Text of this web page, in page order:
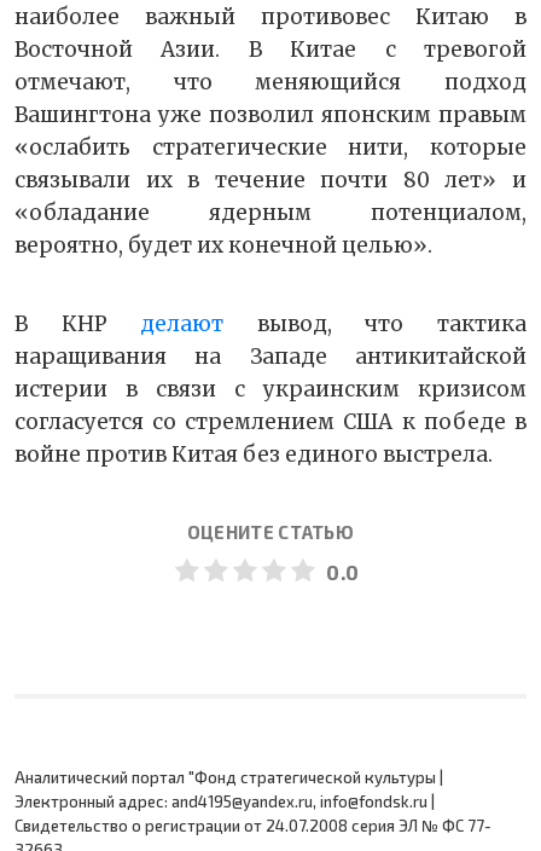
наиболее важный противовес Китаю в
Восточной Азии. В Китае с тревогой
отмечают, что меняющийся подход
Вашингтона уже позволил японским правым
«ослабить стратегические нити, которые
связывали их в течение почти 80 лет» и
«обладание ядерным потенциалом,
вероятно, будет их конечной целью».
В КНР делают вывод, что тактика
наращивания на Западе антикитайской
истерии в связи с украинским кризисом
согласуется со стремлением США к победе в
войне против Китая без единого выстрела.
ОЦЕНИТЕ СТАТЬЮ
0.0
Аналитический портал "Фонд стратегической культуры |
Электронный адрес: and4195@yandex.ru, info@fondsk.ru |
Cвидетельство о регистрации от 24.07.2008 серия ЭЛ № ФС 77-